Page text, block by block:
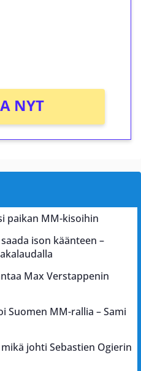
NYT
paikan MM-kisoihin
ison käänteen –
Max Verstappenin
Suomen MM-rallia – Sami
johti Sebastien Ogierin